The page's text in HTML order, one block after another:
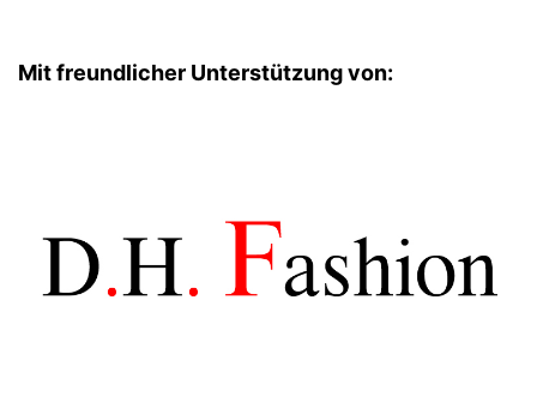
Mit freundlicher Unterstützung von: